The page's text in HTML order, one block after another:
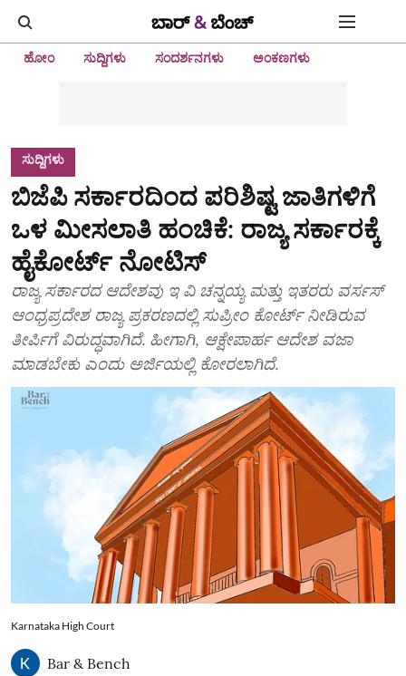
ಹೋಂ ಸುದ್ದಿಗಳು ಸಂದರ್ಶನಗಳು ಅಂಕಣಗಳು
ಸುದ್ದಿಗಳು
ಬಿಜೆಪಿ ಸರ್ಕಾರದಿಂದ ಪರಿಶಿಷ್ಟ ಜಾತಿಗಳಿಗೆ
ಒಳ ಮೀಸಲಾತಿ ಹಂಚಿಕೆ: ರಾಜ್ಯ ಸರ್ಕಾರಕ್ಕೆ
ಹೈಕೋರ್ಟ್‌ ನೋಟಿಸ್‌
ರಾಜ್ಯ ಸರ್ಕಾರದ ಆದೇಶವು ಇ ವಿ ಚನ್ನಯ್ಯ ಮತ್ತು ಇತರರು ವರ್ಸಸ್‌
ಆಂಧ್ರಪ್ರದೇಶ ರಾಜ್ಯ ಪ್ರಕರಣದಲ್ಲಿ ಸುಪ್ರೀಂ ಕೋರ್ಟ್‌ ನೀಡಿರುವ
ತೀರ್ಪಿಗೆ ವಿರುದ್ಧವಾಗಿದೆ. ಹೀಗಾಗಿ, ಆಕ್ಷೇಪಾರ್ಹ ಆದೇಶ ವಜಾ
ಮಾಡಬೇಕು ಎಂದು ಅರ್ಜಿಯಲ್ಲಿ ಕೋರಲಾಗಿದೆ.
Karnataka High Court
Bar & Bench